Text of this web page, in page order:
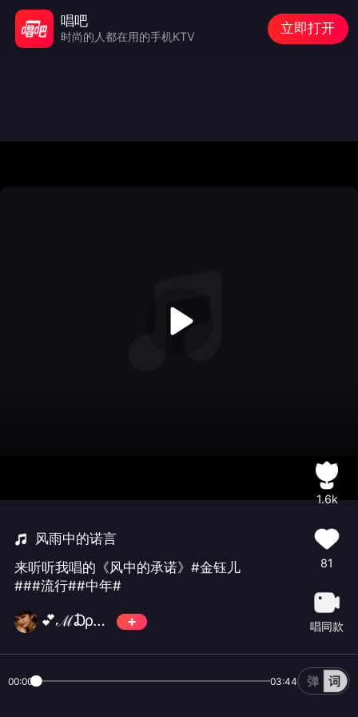
风雨中的诺言
来听听我唱的《风中的承诺》#金钰儿
###流行##中年#
💕ℳ₯㎕风和ൢღ᭄浪花💚
1.6k
81
唱同款
00:00 03:44
唱吧
时尚的人都在用的手机KTV
立即打开